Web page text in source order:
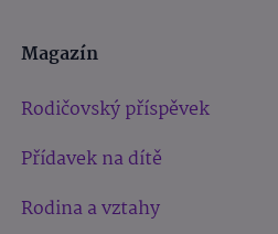
Magazín
Rodičovský příspěvek
Přídavek na dítě
Rodina a vztahy